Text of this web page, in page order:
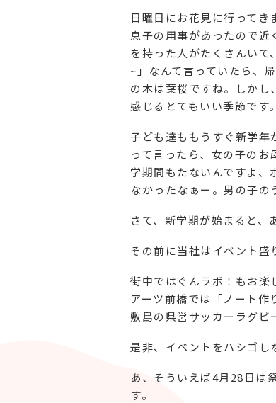
日曜日にお花見に行って
息子の用事があったので
を持った人がたくさんい
~」なんて言っていたら、
の木は葉桜ですね。しか
感じるとてもいい季節です。
子ども達ももうすぐ新学年
って言ったら、女の子の
学期間もたないんですよ、
なかったなぁー。男の子
さて、新学期が始まると、
その前に当社はイベント盛
街中ではぐんラボ！もお楽
アーツ前橋では「ノート作
敷島の県営サッカーラグビ
是非、イベントをハシゴし
あ、そういえば4月28日は
す。